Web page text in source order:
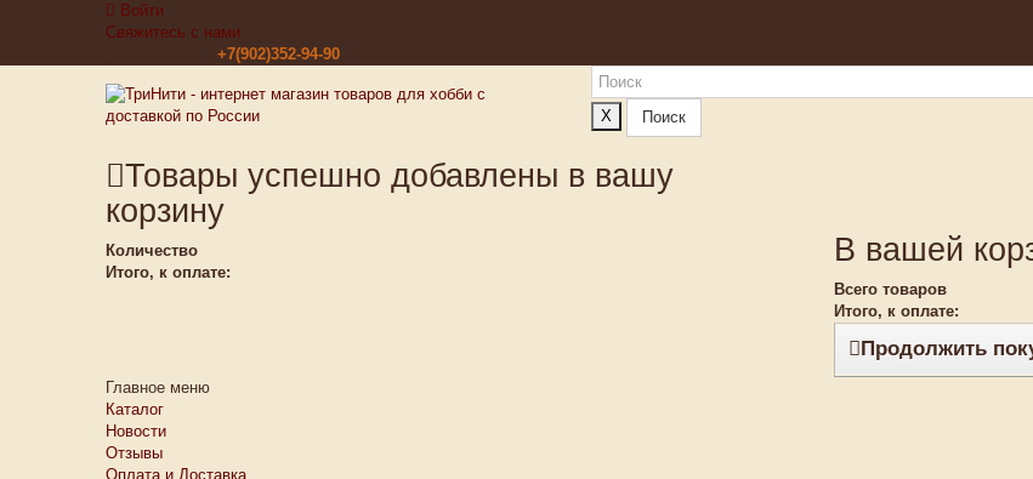
Войти
Свяжитесь с нами
+7(902)352-94-90
X Поиск
Товары успешно добавлены в вашу
корзину
Количество
Итого, к оплате:
В вашей
Всего товаров
Итого, к оплате:
Продолжить
Главное меню
Каталог
Новости
Отзывы
Оплата и Доставка